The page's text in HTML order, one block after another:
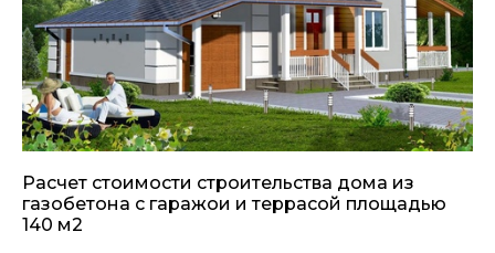
Расчет стоимости строительства дома из
газобетона с гаражои и террасой площадью
140 м2